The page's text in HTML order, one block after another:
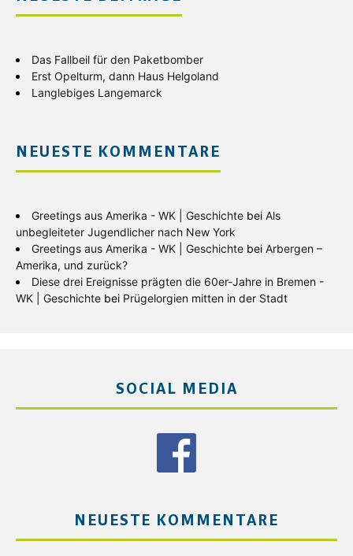
Das Fallbeil für den Paketbomber
Erst Opelturm, dann Haus Helgoland
Langlebiges Langemarck
NEUESTE KOMMENTARE
Greetings aus Amerika - WK | Geschichte bei Als
unbegleiteter Jugendlicher nach New York
Greetings aus Amerika - WK | Geschichte bei Arbergen –
Amerika, und zurück?
Diese drei Ereignisse prägten die 60er-Jahre in Bremen -
WK | Geschichte bei Prügelorgien mitten in der Stadt
SOCIAL MEDIA
NEUESTE KOMMENTARE